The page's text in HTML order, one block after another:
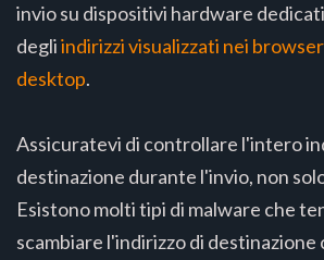
invio su dispositivi hardware
degliindirizzi visualizzati nei
desktop.
Assicuratevi di controllare l'intero
destinazione durante l'invio, non
Esistono molti tipi di malware che
scambiare l'indirizzo di destinazione